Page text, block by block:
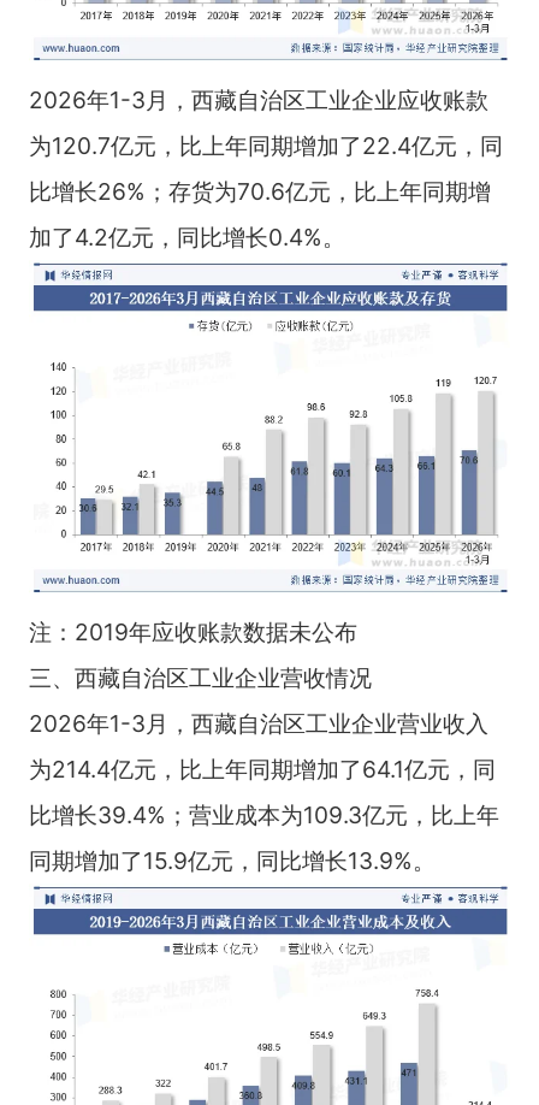
2026年1-3月，西藏自治区工业企业应收账款
为120.7亿元，比上年同期增加了22.4亿元，同
比增长26%；存货为70.6亿元，比上年同期增
加了4.2亿元，同比增长0.4%。
注：2019年应收账款数据未公布
三、西藏自治区工业企业营收情况
2026年1-3月，西藏自治区工业企业营业收入
为214.4亿元，比上年同期增加了64.1亿元，同
比增长39.4%；营业成本为109.3亿元，比上年
同期增加了15.9亿元，同比增长13.9%。